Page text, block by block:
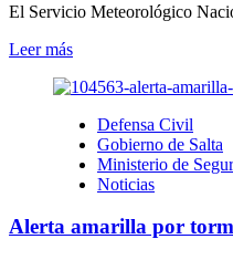
Valle
Lerma
El Servicio Meteorológico
Leer másLeer
sobre
amarilla
por
tormentas
para
parte
Defensa Civil
Gobierno de Salta
Ministerio de
Noticias
Alerta amarilla por